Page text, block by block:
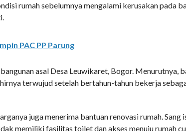
rumah sebelumnya mengalami kerusakan pada
PAC PP Parung
asal Desa Leuwikaret, Bogor. Menurutnya,
terwujud setelah bertahun-tahun bekerja
juga menerima bantuan renovasi rumah. Sang
memiliki fasilitas toilet dan akses menuju rumah